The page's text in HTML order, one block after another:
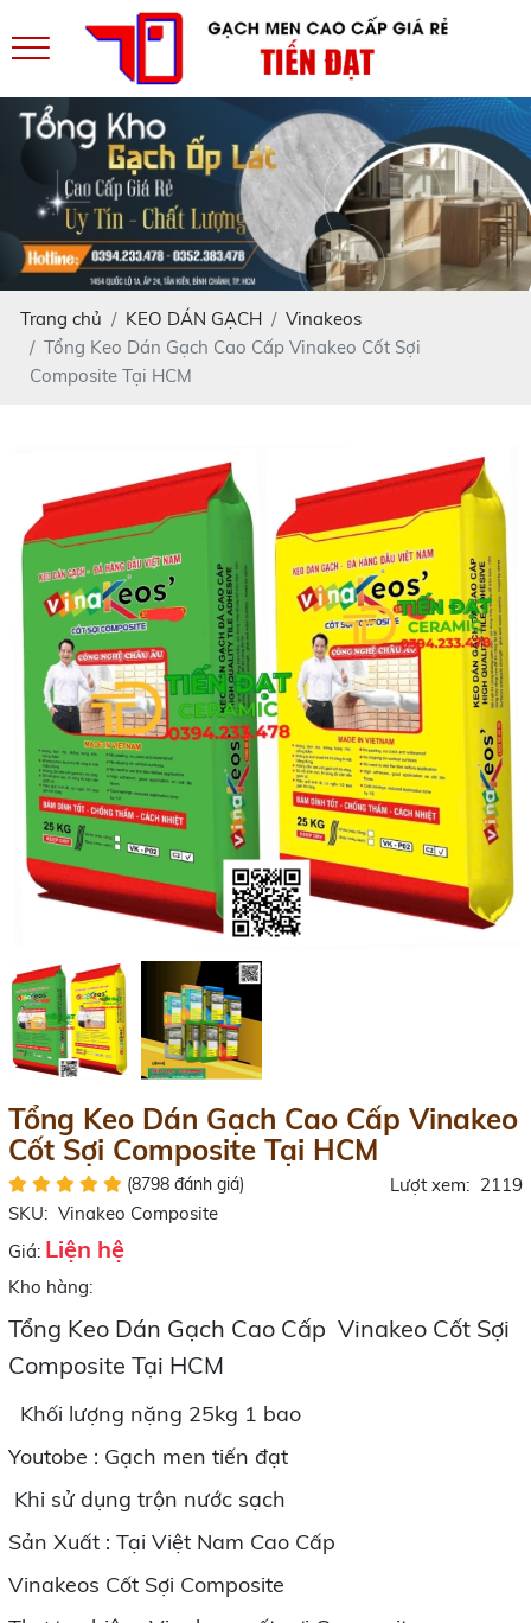
Trang chủ KEO DÁN GẠCH
Vinakeos
Tổng Keo Dán Gạch Cao Cấp Vinakeo Cốt Sợi
Composite Tại HCM
Tổng Keo Dán Gạch Cao Cấp Vinakeo
Cốt Sợi Composite Tại HCM
(8798 đánh giá) Lượt xem: 2119
SKU: Vinakeo Composite
Giá: Liện hệ
Kho hàng:
Tổng Keo Dán Gạch Cao Cấp Vinakeo Cốt Sợi
Composite Tại HCM
Khối lượng nặng 25kg 1 bao
Youtobe : Gạch men tiến đạt
Khi sử dụng trộn nước sạch
Sản Xuất : Tại Việt Nam Cao Cấp
Vinakeos Cốt Sợi Composite